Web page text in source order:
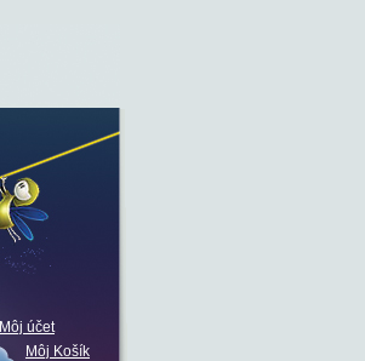
Môj účet
Môj Košík